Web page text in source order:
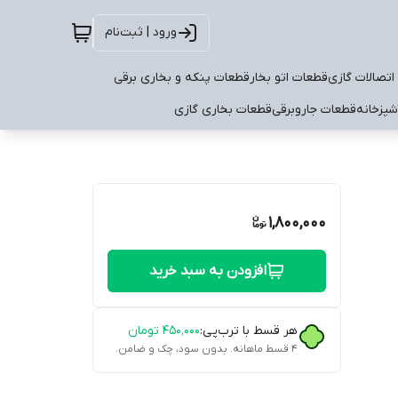
ورود | ثبت‌نام
گازیقطعات اتو بخارقطعات پنکه و بخاری برقی
قطعات جاروبرقیقطعات بخاری گازی
1,800,000
افزودن به سبد خرید
هر قسط با ترب‌پی:۴۵۰٬۰۰۰ تومان
۴ قسط ماهانه. بدون سود، چک و ضامن.